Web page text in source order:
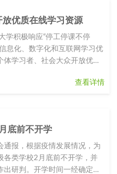
优质在线学习资源
学积极响应“停工停课不停
息化、数字化和互联网学习优
学习者、社会大众开放优质
查看详情
底前不开学
通报，根据疫情发展情况，为
各类学校2月底前不开学，并
研判。开学时间一经确定，